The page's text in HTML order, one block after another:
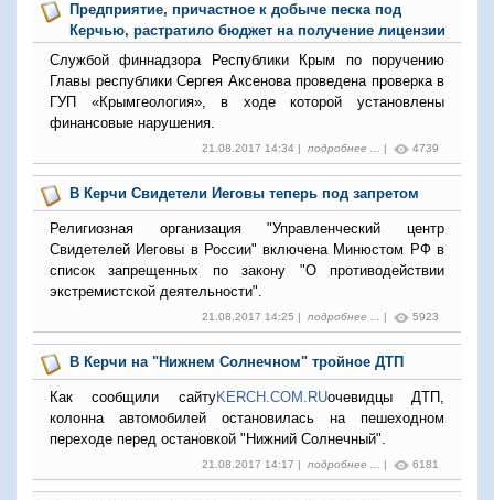
Предприятие, причастное к добыче песка под
Керчью, растратило бюджет на получение лицензии
Службой финнадзора Республики Крым по поручению
Главы республики Сергея Аксенова проведена проверка в
ГУП «Крымгеология», в ходе которой установлены
финансовые нарушения.
21.08.2017 14:34 | подробнее ... | 4739
В Керчи Свидетели Иеговы теперь под запретом
Религиозная организация "Управленческий центр
Свидетелей Иеговы в России" включена Минюстом РФ в
список запрещенных по закону "О противодействии
экстремистской деятельности".
21.08.2017 14:25 | подробнее ... | 5923
В Керчи на "Нижнем Солнечном" тройное ДТП
Как сообщили сайтуKERCH.COM.RUочевидцы ДТП,
колонна автомобилей остановилась на пешеходном
переходе перед остановкой "Нижний Солнечный".
21.08.2017 14:17 | подробнее ... | 6181